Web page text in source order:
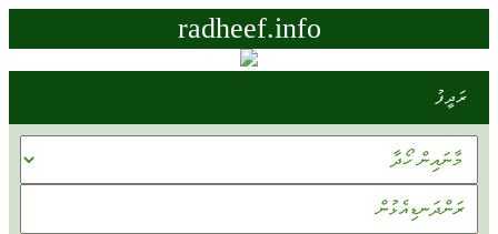
radheef.info
ރަދީފު